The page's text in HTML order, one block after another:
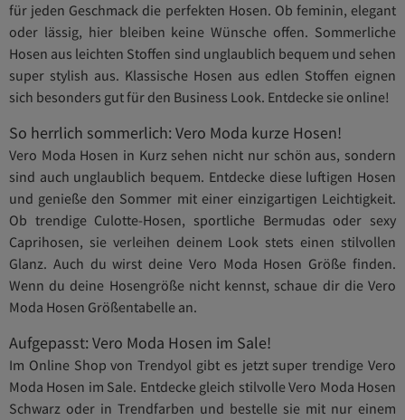
für jeden Geschmack die perfekten Hosen. Ob feminin, elegant
oder lässig, hier bleiben keine Wünsche offen. Sommerliche
Hosen aus leichten Stoffen sind unglaublich bequem und sehen
super stylish aus. Klassische Hosen aus edlen Stoffen eignen
sich besonders gut für den Business Look. Entdecke sie online!
So herrlich sommerlich: Vero Moda kurze Hosen!
Vero Moda Hosen in Kurz sehen nicht nur schön aus, sondern
sind auch unglaublich bequem. Entdecke diese luftigen Hosen
und genieße den Sommer mit einer einzigartigen Leichtigkeit.
Ob trendige Culotte-Hosen, sportliche Bermudas oder sexy
Caprihosen, sie verleihen deinem Look stets einen stilvollen
Glanz. Auch du wirst deine Vero Moda Hosen Größe finden.
Wenn du deine Hosengröße nicht kennst, schaue dir die Vero
Moda Hosen Größentabelle an.
Aufgepasst: Vero Moda Hosen im Sale!
Im Online Shop von Trendyol gibt es jetzt super trendige Vero
Moda Hosen im Sale. Entdecke gleich stilvolle Vero Moda Hosen
Schwarz oder in Trendfarben und bestelle sie mit nur einem